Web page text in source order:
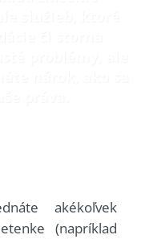
akékoľvek
(napríklad